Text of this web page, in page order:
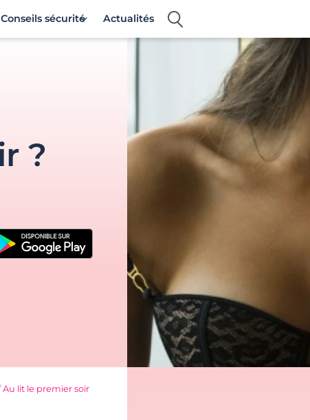
Conseils sécurité Actualités
?
Au lit le premier soir